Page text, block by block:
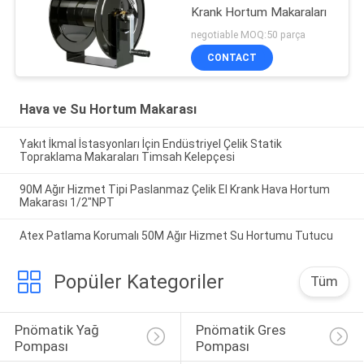
Krank Hortum Makaraları
negotiable MOQ:50 parça
CONTACT
Hava ve Su Hortum Makarası
Yakıt İkmal İstasyonları İçin Endüstriyel Çelik Statik
Topraklama Makaraları Timsah Kelepçesi
90M Ağır Hizmet Tipi Paslanmaz Çelik El Krank Hava Hortum
Makarası 1/2"NPT
Atex Patlama Korumalı 50M Ağır Hizmet Su Hortumu Tutucu
Popüler Kategoriler Tüm
Pnömatik Yağ
Pompası
Pnömatik Gres
Pompası